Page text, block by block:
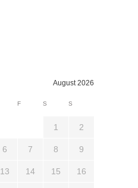
August 2026
F S S
1 2
6 7 8 9
13 14 15 16